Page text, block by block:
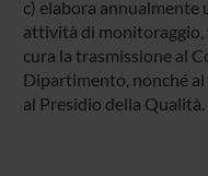
c) elabora annualmente
attività di monitoraggio,
cura la trasmissione al
Dipartimento, nonché
al Presidio della Qualità.